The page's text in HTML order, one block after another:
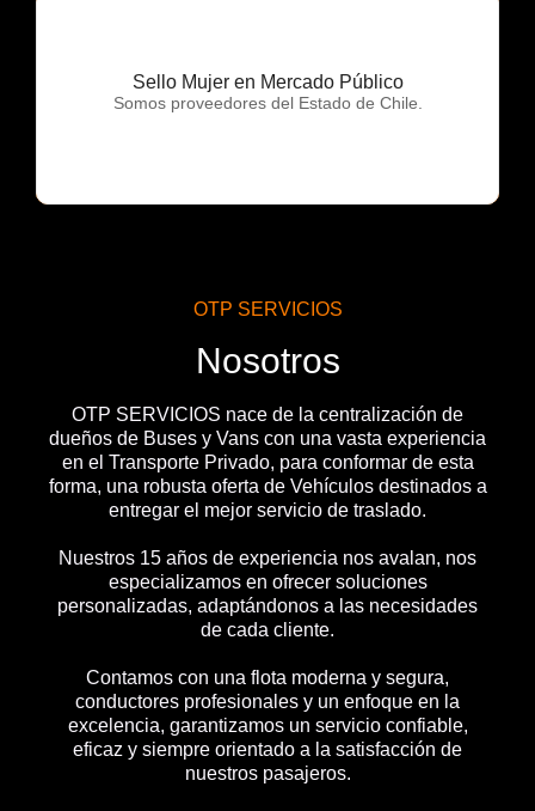
Sello Mujer en Mercado Público
Somos proveedores del Estado de Chile.
OTP Servicios
OTP SERVICIOS
Nosotros
OTP SERVICIOS nace de la centralización de
dueños de Buses y Vans con una vasta experiencia
en el Transporte Privado, para conformar de esta
forma, una robusta oferta de Vehículos destinados a
entregar el mejor servicio de traslado.
Nuestros 15 años de experiencia nos avalan, nos
especializamos en ofrecer soluciones
personalizadas, adaptándonos a las necesidades
de cada cliente.
Contamos con una flota moderna y segura,
conductores profesionales y un enfoque en la
excelencia, garantizamos un servicio confiable,
eficaz y siempre orientado a la satisfacción de
nuestros pasajeros.